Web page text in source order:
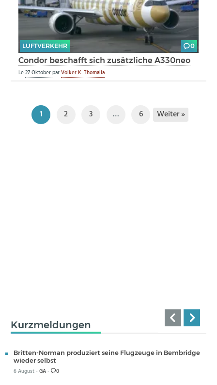
LUFTVERKEHR 0
Condor beschafft sich zusätzliche A330neo
Le27 OktoberparVolker K. Thomalla
1 2 3 … 6 Weiter »
Kurzmeldungen
Britten-Norman produziert seine Flugzeuge in Bembridge
wieder selbst
6 August -GA- 0